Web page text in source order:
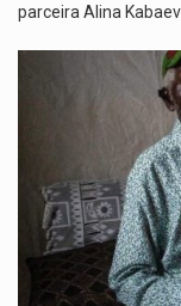
parceira Alina